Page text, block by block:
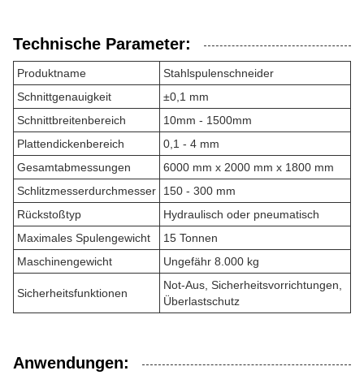
Technische Parameter:
Produktname
Stahlspulenschneider
Schnittgenauigkeit
±0,1 mm
Schnittbreitenbereich
10mm - 1500mm
Plattendickenbereich
0,1 - 4 mm
Gesamtabmessungen
6000 mm x 2000 mm x 1800 mm
Schlitzmesserdurchmesser
150 - 300 mm
Rückstoßtyp
Hydraulisch oder pneumatisch
Maximales Spulengewicht
15 Tonnen
Maschinengewicht
Ungefähr 8.000 kg
Sicherheitsfunktionen
Not-Aus, Sicherheitsvorrichtungen,
Überlastschutz
Anwendungen: